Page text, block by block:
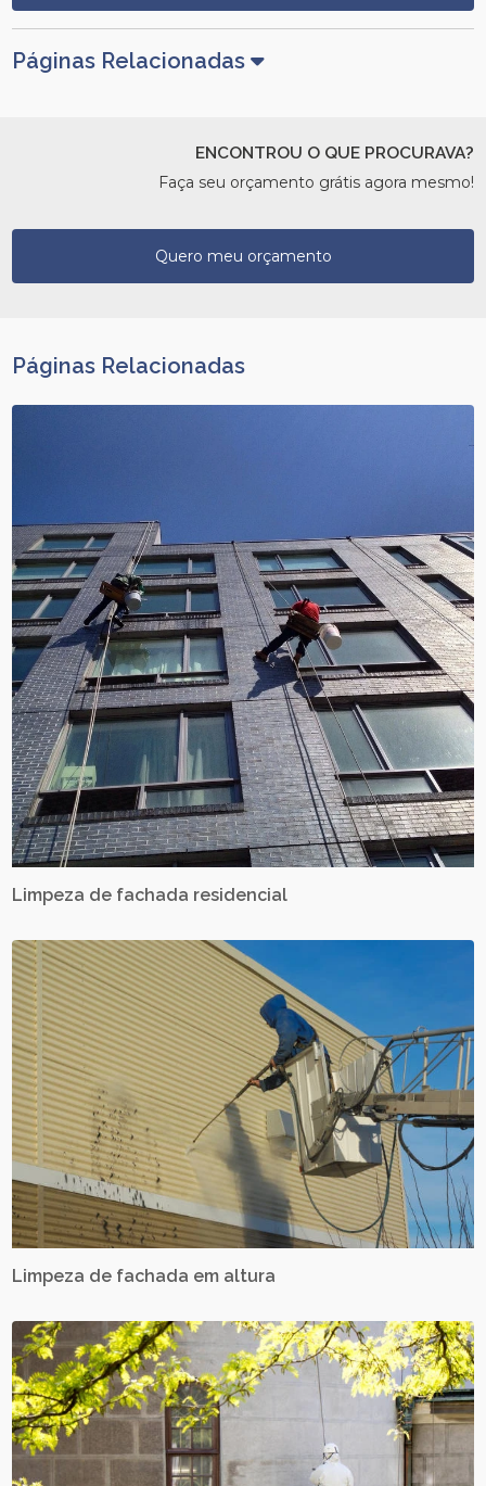
Páginas Relacionadas
ENCONTROU O QUE PROCURAVA?
Faça seu orçamento grátis agora mesmo!
Quero meu orçamento
Páginas Relacionadas
Limpeza de fachada residencial
Limpeza de fachada em altura